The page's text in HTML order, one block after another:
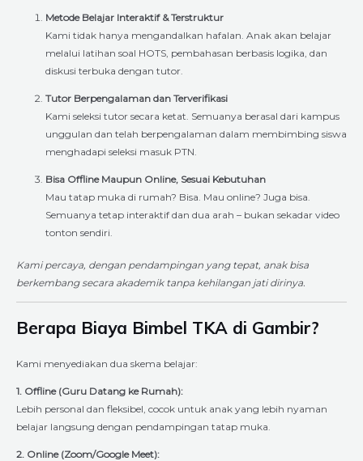
Metode Belajar Interaktif & Terstruktur
Kami tidak hanya mengandalkan hafalan. Anak akan belajar
melalui latihan soal HOTS, pembahasan berbasis logika, dan
diskusi terbuka dengan tutor.
Tutor Berpengalaman dan Terverifikasi
Kami seleksi tutor secara ketat. Semuanya berasal dari kampus
unggulan dan telah berpengalaman dalam membimbing siswa
menghadapi seleksi masuk PTN.
Bisa Offline Maupun Online, Sesuai Kebutuhan
Mau tatap muka di rumah? Bisa. Mau online? Juga bisa.
Semuanya tetap interaktif dan dua arah – bukan sekadar video
tonton sendiri.
Kami percaya, dengan pendampingan yang tepat, anak bisa
berkembang secara akademik tanpa kehilangan jati dirinya.
Berapa Biaya Bimbel TKA di Gambir?
Kami menyediakan dua skema belajar:
1. Offline (Guru Datang ke Rumah):
Lebih personal dan fleksibel, cocok untuk anak yang lebih nyaman
belajar langsung dengan pendampingan tatap muka.
2. Online (Zoom/Google Meet):